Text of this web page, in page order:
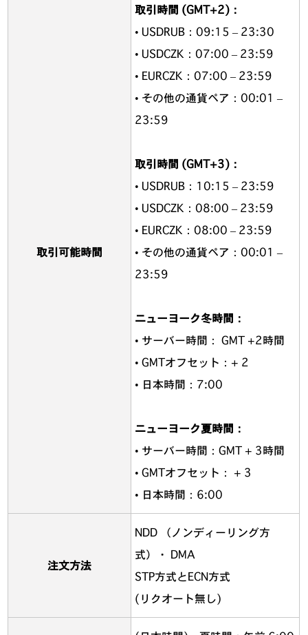
取引可能時間
取引時間 (GMT+2)：
• USDRUB：09:15 – 23:30
• USDCZK：07:00 – 23:59
• EURCZK：07:00 – 23:59
• その他の通貨ペア：00:01 –
23:59
取引時間 (GMT+3)：
• USDRUB：10:15 – 23:59
• USDCZK：08:00 – 23:59
• EURCZK：08:00 – 23:59
• その他の通貨ペア：00:01 –
23:59
ニューヨーク冬時間：
• サーバー時間： GMT +2時間
• GMTオフセット：+ 2
• 日本時間：7:00
ニューヨーク夏時間：
• サーバー時間：GMT + 3時間
• GMTオフセット： + 3
• 日本時間：6:00
注文方法
NDD （ノンディーリング方
式）・ DMA
STP方式とECN方式
(リクオート無し)